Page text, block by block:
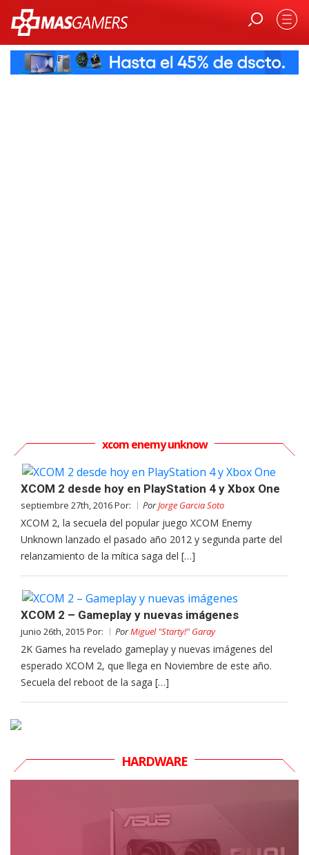
xcom enemy unknow
XCOM 2 desde hoy en PlayStation 4 y Xbox One
septiembre 27th, 2016 Por: PorJorge Garcia Soto
XCOM 2, la secuela del popular juego XCOM Enemy
Unknown lanzado el pasado año 2012 y segunda parte del
relanzamiento de la mítica saga del […]
XCOM 2 – Gameplay y nuevas imágenes
junio 26th, 2015 Por: PorMiguel "Starty!" Garay
2K Games ha revelado gameplay y nuevas imágenes del
esperado XCOM 2, que llega en Noviembre de este año.
Secuela del reboot de la saga […]
HARDWARE